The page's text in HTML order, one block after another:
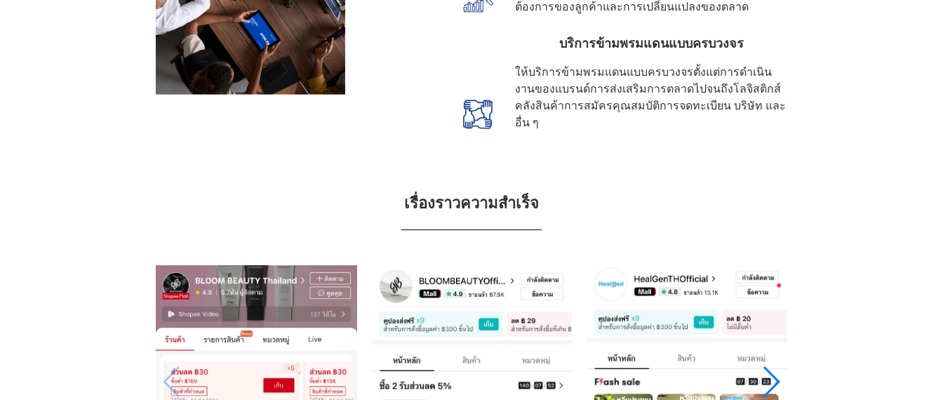
ต้องการของลูกค้าและการเปลี่ยนแปลงของตลาด
บริการข้ามพรมแดนแบบครบวงจร
ให้บริการข้ามพรมแดนแบบครบวงจรตั้งแต่การดำเนิน
งานของแบรนด์การส่งเสริมการตลาดไปจนถึงโลจิสติกส์
คลังสินค้าการสมัครคุณสมบัติการจดทะเบียน บริษัท และ
อื่น ๆ
เรื่องราวความสำเร็จ